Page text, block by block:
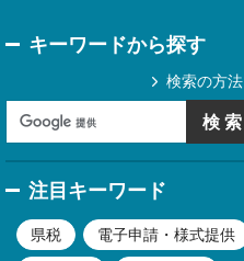
キーワードから探す
検索の方法
注目キーワード
県税 電子申請・様式提供